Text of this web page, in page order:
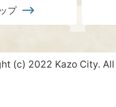
プ
(c) 2022 Kazo City.